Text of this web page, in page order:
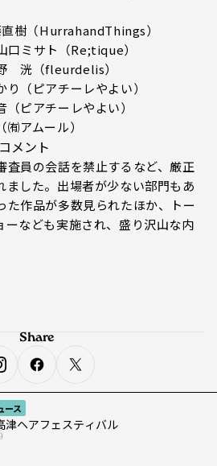
樹（HurrahandThings）
ミサト（Re;tique）
洸（fleurdelis）
（ピアチーレやよい）
ピアチーレやよい）
アムール）
メント
査員の会話を禁止するなど、厳正
ました。出場者が少ない部門もあ
た作品が多数見られたほか、トー
ーなども実施され、盛り沢山な内
ース
津ヘアフェスティバル
Share